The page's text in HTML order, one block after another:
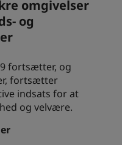
Inn & Suites
omgivelser
og
fortsætter, og
fortsætter
indsats for at
og velvære.